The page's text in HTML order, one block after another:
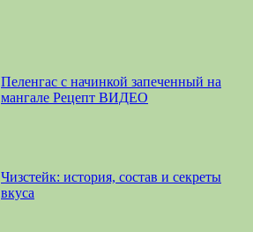
Пеленгас с начинкой запеченный на
мангале Рецепт ВИДЕО
Чизстейк: история, состав и секреты
вкуса